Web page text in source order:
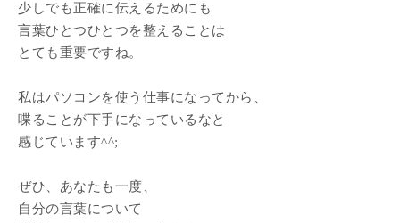
少しでも正確に伝えるためにも
言葉ひとつひとつを整えることは
とても重要ですね。
私はパソコンを使う仕事になってから、
喋ることが下手になっているなと
感じています^^;
ぜひ、あなたも一度、
自分の言葉について